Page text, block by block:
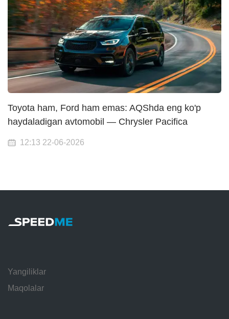
Toyota ham, Ford ham emas: AQShda eng ko'p
haydaladigan avtomobil — Chrysler Pacifica
12:13 22-06-2026
Yangiliklar
Maqolalar